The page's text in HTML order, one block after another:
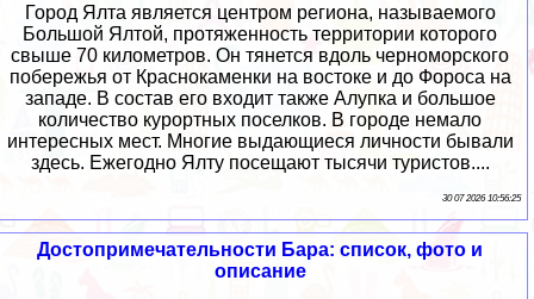
Город Ялта является центром региона, называемого
Большой Ялтой, протяженность территории которого
свыше 70 километров. Он тянется вдоль черноморского
побережья от Краснокаменки на востоке и до Фороса на
западе. В состав его входит также Алупка и большое
количество курортных поселков. В городе немало
интересных мест. Многие выдающиеся личности бывали
здесь. Ежегодно Ялту посещают тысячи туристов....
30 07 2026 10:56:25
Достопримечательности Бара: список, фото и
описание